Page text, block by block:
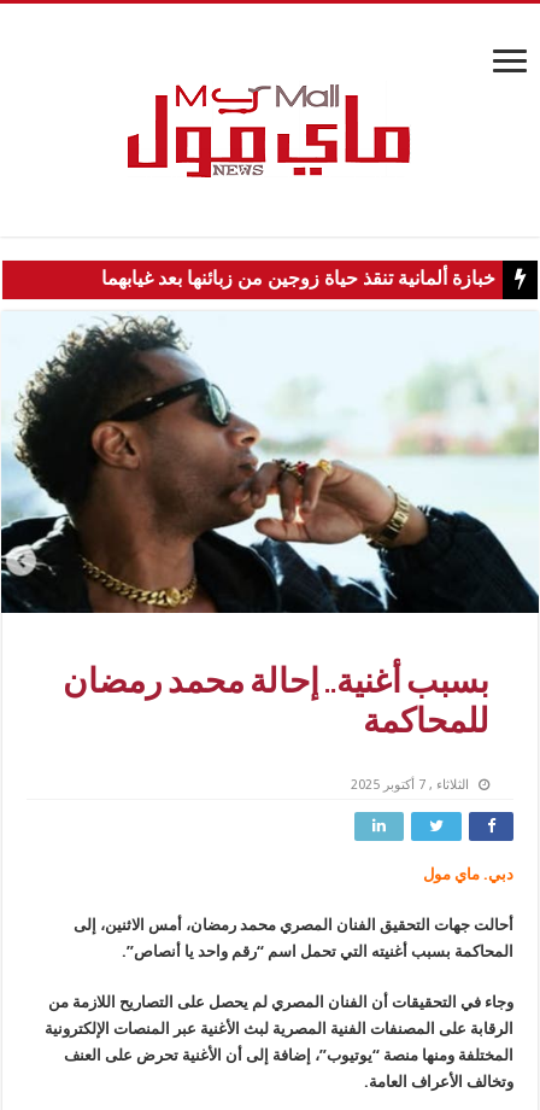
خبازة ألمانية تنقذ حياة زوجين من زبائنها بعد غيابهما
بسبب أغنية.. إحالة محمد رمضان
للمحاكمة
الثلاثاء , 7 أكتوبر 2025
دبي. ماي مول
أحالت جهات التحقيق الفنان المصري محمد رمضان، أمس الاثنين، إلى
المحاكمة بسبب أغنيته التي تحمل اسم “رقم واحد يا أنصاص”.
وجاء في التحقيقات أن الفنان المصري لم يحصل على التصاريح اللازمة من
الرقابة على المصنفات الفنية المصرية لبث الأغنية عبر المنصات الإلكترونية
المختلفة ومنها منصة “يوتيوب”، إضافة إلى أن الأغنية تحرض على العنف
وتخالف الأعراف العامة.